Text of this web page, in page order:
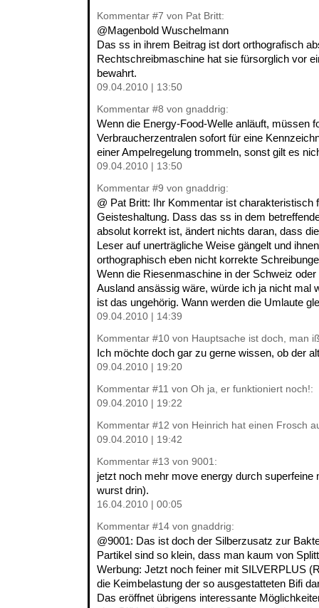
Kommentar #7 von Pat Britt:
@Magenbold Wuschelmann
Das ss in ihrem Beitrag ist dort orthografisch
Rechtschreibmaschine hat sie fürsorglich vor
bewahrt.
09.04.2010 | 13:50
Kommentar #8 von gnaddrig:
Wenn die Energy-Food-Welle anläuft, müssen
Verbraucherzentralen sofort für eine
einer Ampelregelung trommeln, sonst gilt es
09.04.2010 | 13:50
Kommentar #9 von gnaddrig:
@ Pat Britt: Ihr Kommentar ist charakteristisch
Geisteshaltung. Dass das ss in dem
absolut korrekt ist, ändert nichts daran, dass
Leser auf unerträgliche Weise gängelt und
orthographisch eben nicht korrekte
Wenn die Riesenmaschine in der Schweiz
Ausland ansässig wäre, würde ich ja nicht mal
ist das ungehörig. Wann werden die Umlaute
09.04.2010 | 14:39
Kommentar #10 von Hauptsache ist doch, man
Ich möchte doch gar zu gerne wissen, ob der
09.04.2010 | 19:20
Kommentar #11 von Oh ja, er funktioniert noch!:
09.04.2010 | 19:22
Kommentar #12 von Heinrich hat einen Frosch
09.04.2010 | 19:42
Kommentar #13 von 9001:
jetzt noch mehr move energy durch superfeine
wurst drin).
16.04.2010 | 00:05
Kommentar #14 von gnaddrig:
@9001: Das ist doch der Silberzusatz zur
Partikel sind so klein, dass man kaum von
Werbung: Jetzt noch feiner mit SILVERPLUS
die Keimbelastung der so ausgestatteten Bifi
Das eröffnet übrigens interessante